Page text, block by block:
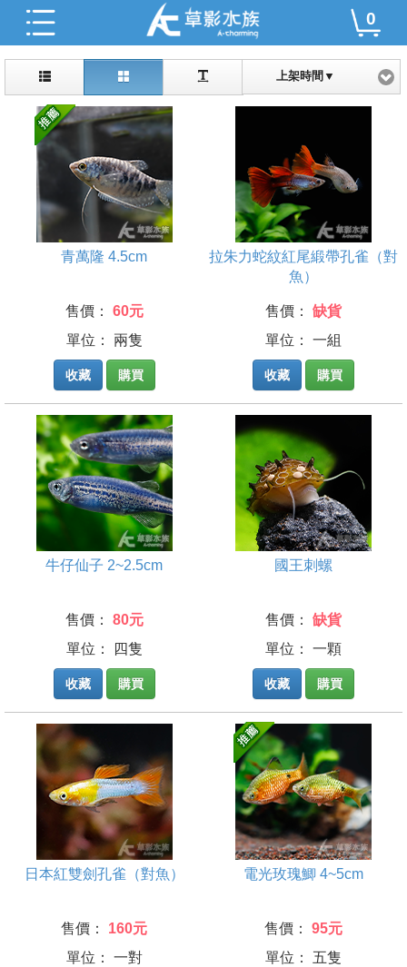
0
上架時間▼
青萬隆 4.5cm
售價：
60元
單位： 兩隻
收藏 購買
拉朱力蛇紋紅尾緞帶孔雀（對
魚）
售價：
缺貨
單位： 一組
收藏 購買
牛仔仙子 2~2.5cm
售價：
80元
單位： 四隻
收藏 購買
國王刺螺
售價：
缺貨
單位： 一顆
收藏 購買
日本紅雙劍孔雀（對魚）
售價：
160元
單位： 一對
電光玫瑰鯽 4~5cm
售價：
95元
單位： 五隻